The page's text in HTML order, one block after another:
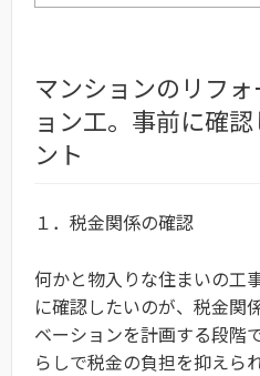
マンションのリフ
ョン工。事前に確
ント
１．税金関係の確認
何かと物入りな住まいの工
に確認したいのが、税金関
ベーションを計画する段階
らしで税金の負担を抑えら